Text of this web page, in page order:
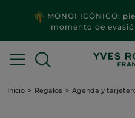
MONOI ICÓNICO:
momento de
Inicio Regalos Agenda y